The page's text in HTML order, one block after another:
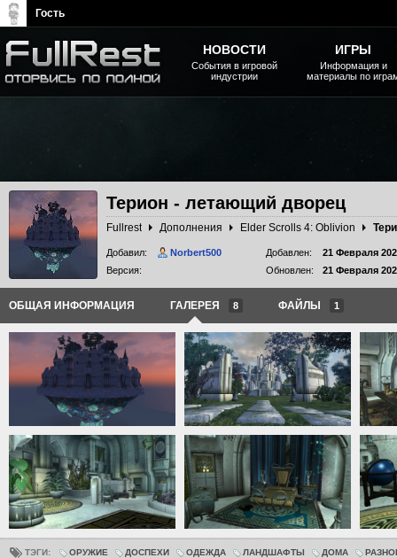
Терион - летающий дворец
Fullrest Дополнения Elder Scrolls 4: Oblivion
Добавил:
Norbert500
Версия:
Добавлен:
21 Февраля
Обновлен:
21 Февраля
ОБЩАЯ ИНФОРМАЦИЯ ГАЛЕРЕЯ 8 ФАЙЛЫ 1
ТЭГИ: ОРУЖИЕ ДОСПЕХИ ОДЕЖДА ЛАНДШАФТЫ ДОМА
НОВОСТИ
События в игровой
индустрии
ИГРЫ
Информация и
материалы по
Гость